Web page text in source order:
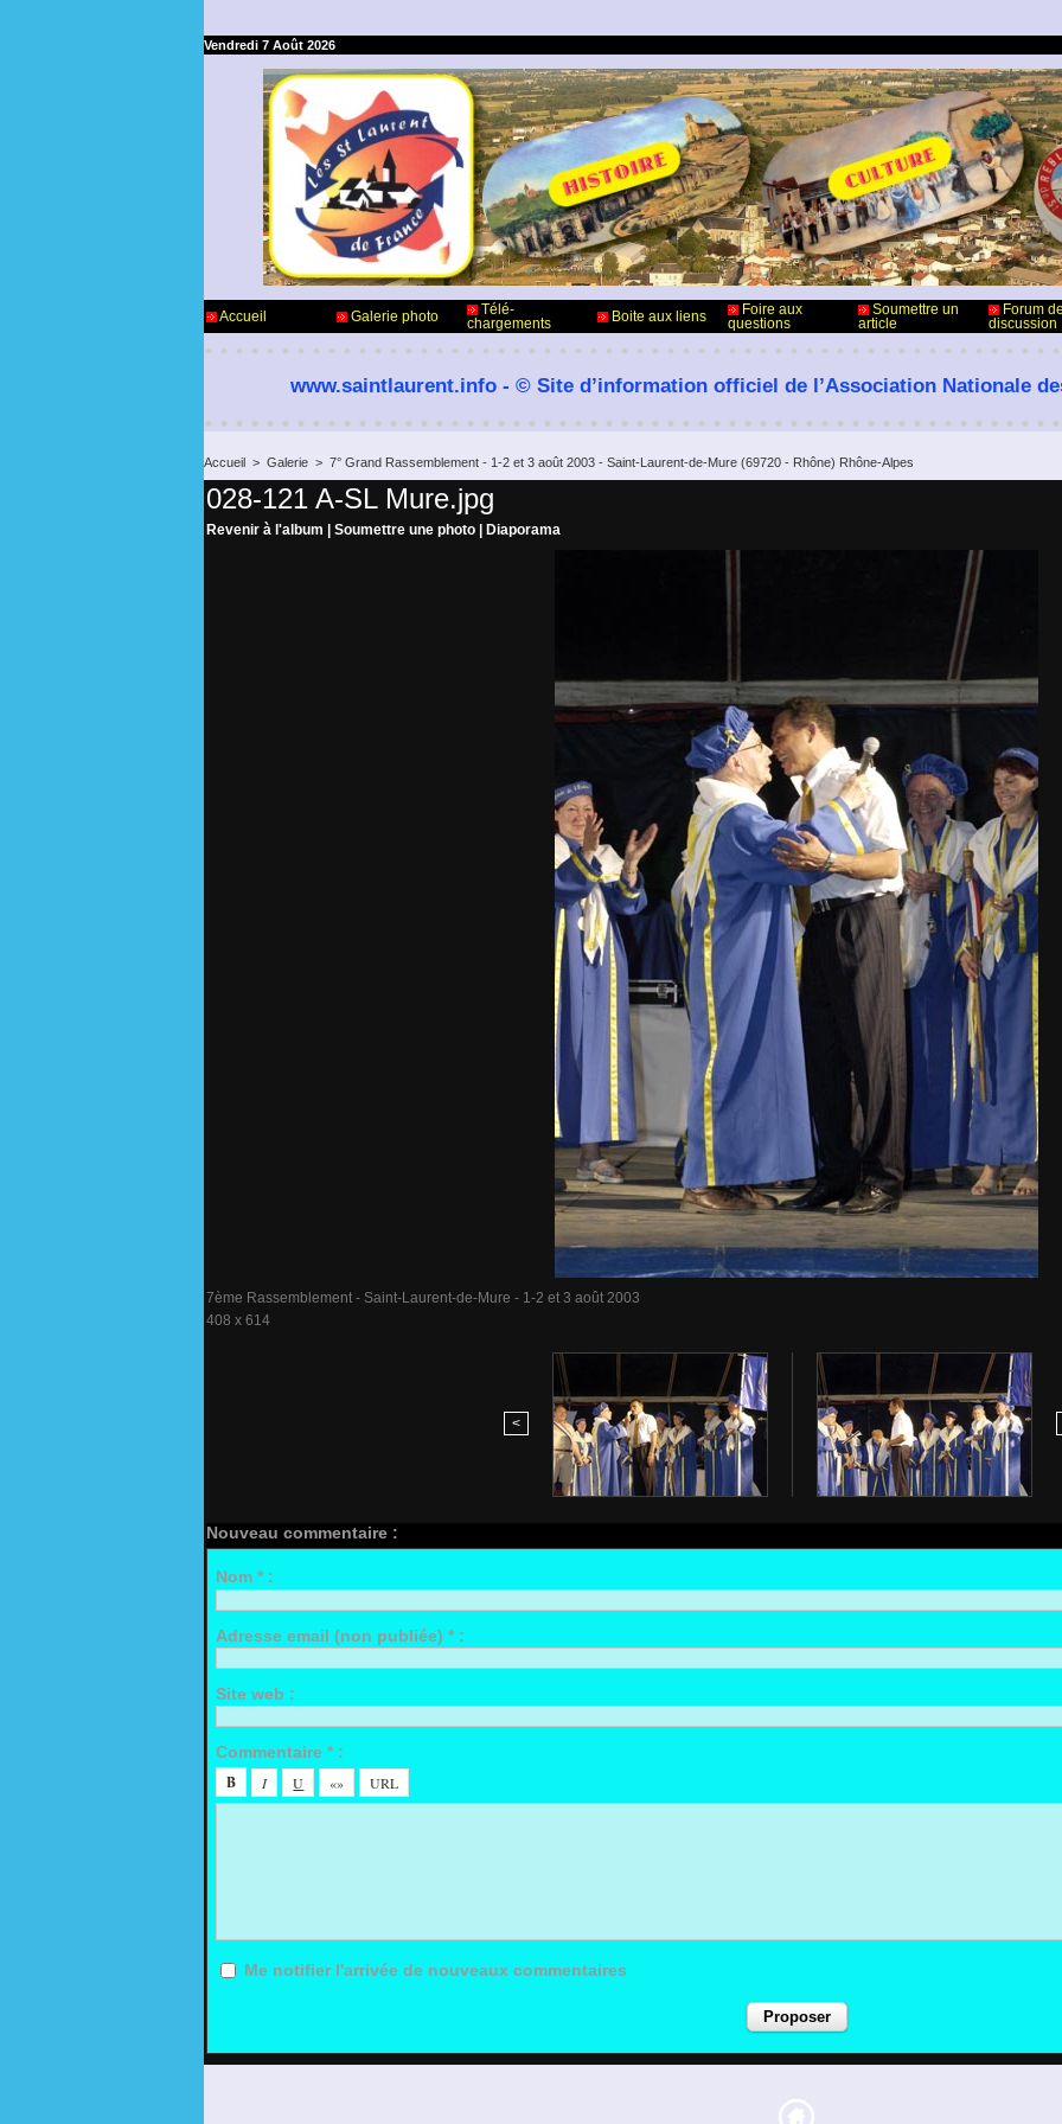
Vendredi 7 Août 2026
Accueil Galerie photo
Télé-
chargements
Boite aux liens
Foire aux
questions
Soumettre un
article
Forum
discussion
www.saintlaurent.info - © Site d’information officiel de l’Association Nationale
Accueil > Galerie > 7° Grand Rassemblement - 1-2 et 3 août 2003 - Saint-Laurent-de-Mure (69720 - Rhône) Rhône-Alpes
028-121 A-SL Mure.jpg
Revenir à l'album Soumettre une photo Diaporama
7ème Rassemblement - Saint-Laurent-de-Mure - 1-2 et 3 août 2003
408 x 614
<
Nouveau commentaire :
Nom * :
Adresse email (non publiée) * :
Site web :
Commentaire * :
Me notifier l'arrivée de nouveaux commentaires